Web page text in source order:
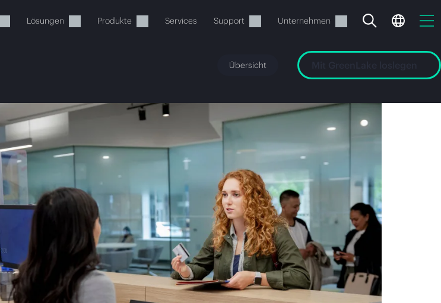
Lösungen Produkte Services Support Unternehmen
ist aktuell leer
zum Stöbern, Konfigurieren und Bestellen.
Jetzt kaufen
Übersicht